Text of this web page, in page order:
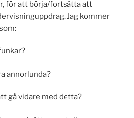
för att börja/fortsätta att
Jag kommer
annorlunda?
gå vidare med detta?